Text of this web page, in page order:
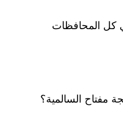
كل المحافظات
السالمية؟